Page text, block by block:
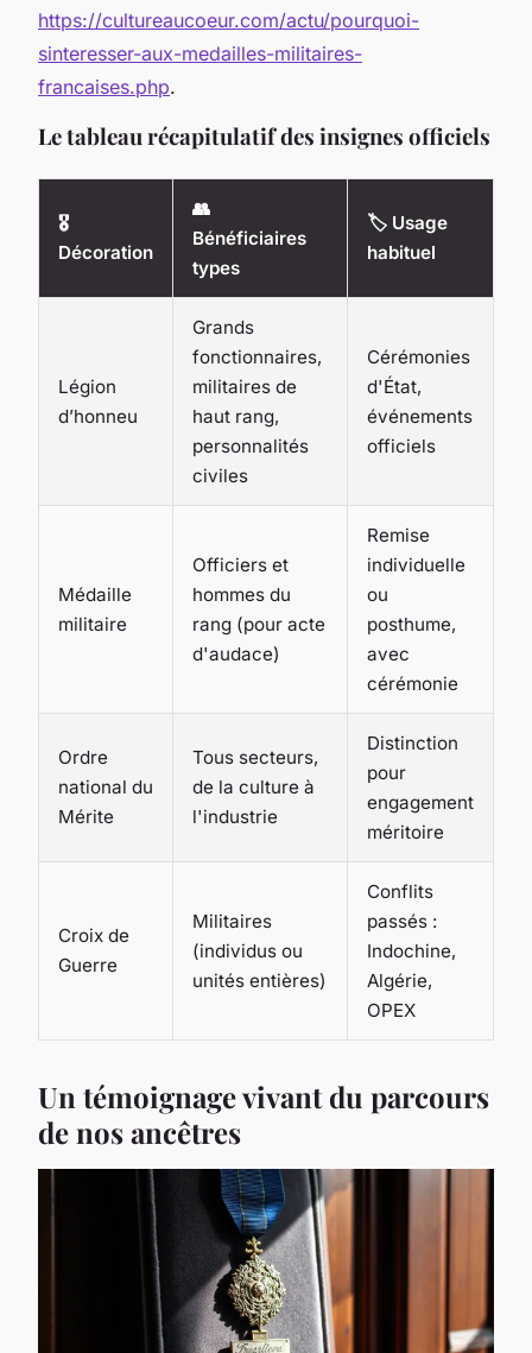
https://cultureaucoeur.com/actu/pourquoi-
sinteresser-aux-medailles-militaires-
francaises.php.
Le tableau récapitulatif des insignes officiels
🎖️
Décoration
👥
Bénéficiaires
types
🏷️ Usage
habituel
Légion
d’honneu
Grands
fonctionnaires,
militaires de
haut rang,
personnalités
civiles
Cérémonies
d'État,
événements
officiels
Médaille
militaire
Officiers et
hommes du
rang (pour acte
d'audace)
Remise
individuelle
ou
posthume,
avec
cérémonie
Ordre
national du
Mérite
Tous secteurs,
de la culture à
l'industrie
Distinction
pour
engagement
méritoire
Croix de
Guerre
Militaires
(individus ou
unités entières)
Conflits
passés :
Indochine,
Algérie,
OPEX
Un témoignage vivant du parcours
de nos ancêtres